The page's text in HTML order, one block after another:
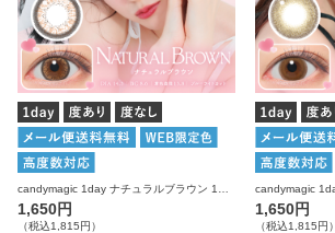
1,650円
（税込1,815円）
1,650円
（税込1,815円）